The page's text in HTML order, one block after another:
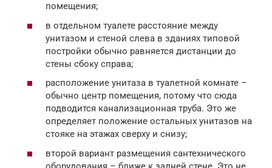
помещения;
в отдельном туалете расстояние между
унитазом и стеной слева в зданиях типовой
постройки обычно равняется дистанции до
стены сбоку справа;
расположение унитаза в туалетной комнате –
обычно центр помещения, потому что сюда
подводится канализационная труба. Это же
определяет положение остальных унитазов на
стояке на этажах сверху и снизу;
второй вариант размещения сантехнического